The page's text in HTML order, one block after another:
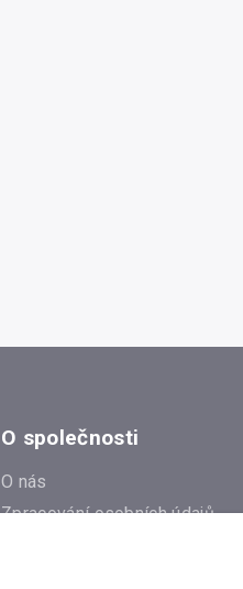
O společnosti
O nás
Zpracování osobních údajů